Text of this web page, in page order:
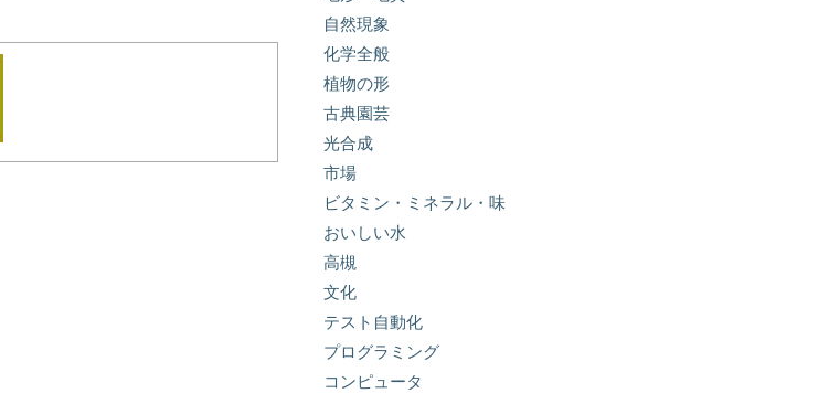
自然現象
化学全般
植物の形
古典園芸
光合成
市場
ビタミン・ミネラル・味
おいしい水
高槻
文化
テスト自動化
プログラミング
コンピュータ